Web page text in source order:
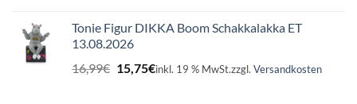
Tonie Figur DIKKA Boom Schakkalakka ET
13.08.2026
16,99€ Ursprünglicher
Preis
15,75€Aktueller
inkl. 19 % MwSt.zzgl. Versandkosten